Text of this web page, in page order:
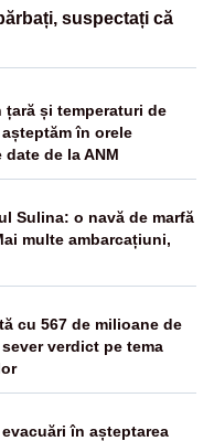
suspectați că
țară și temperaturi de
în orele
de la ANM
Sulina: o navă de marfă
multe ambarcațiuni,
cu 567 de milioane de
verdict pe tema
în așteptarea